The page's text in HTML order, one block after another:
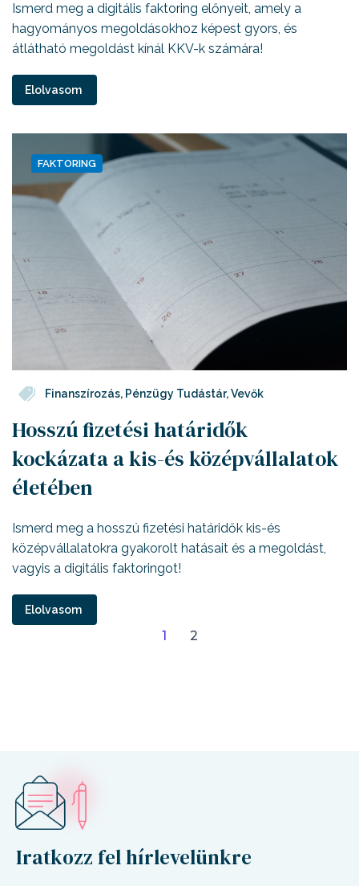
Ismerd meg a digitális faktoring előnyeit, amely a
hagyományos megoldásokhoz képest gyors, és
átlátható megoldást kínál KKV-k számára!
Elolvasom
FAKTORING
Finanszírozás, Pénzügy Tudástár,Vevők
Hosszú fizetési határidők
kockázata a kis-és középvállalatok
életében
Ismerd meg a hosszú fizetési határidők kis-és
középvállalatokra gyakorolt hatásait és a megoldást,
vagyis a digitális faktoringot!
Elolvasom
1 2
Iratkozz fel hírlevelünkre